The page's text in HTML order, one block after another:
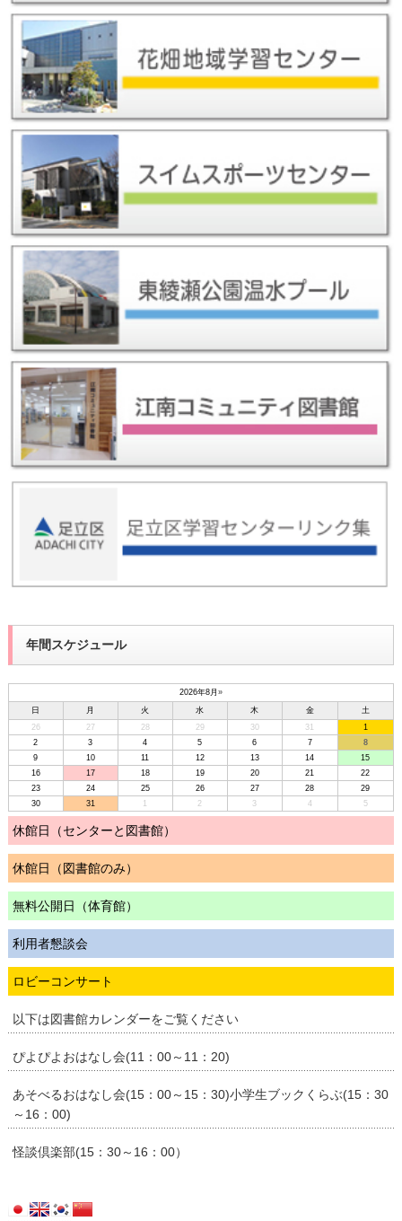
年間スケジュール
2026年8月 »
日
月 火 水 木 金
土
26
27 28 29 30 31
1
2
3 4 5 6 7
8
9
10 11 12 13 14
15
16
17 18 19 20 21
22
23
24 25 26 27 28
29
30
31 2 3 4 5
休館日（センターと図書館）
休館日（図書館のみ）
無料公開日（体育館）
利用者懇談会
ロビーコンサート
以下は図書館カレンダーをご覧ください
ぴよぴよおはなし会(11：00～11：20)
あそべるおはなし会(15：00～15：30)小学生ブックくらぶ(15：30
～16：00)
怪談倶楽部(15：30～16：00）